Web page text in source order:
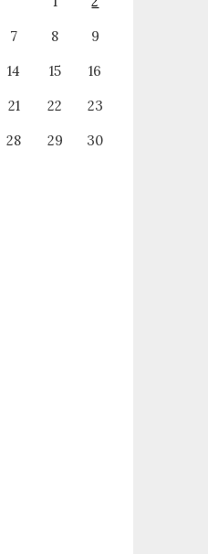
7 8
9
14 15
16
21 22
23
28 29
30